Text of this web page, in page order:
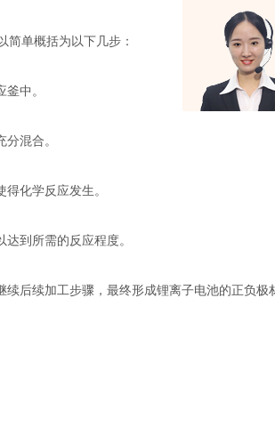
单概括为以下几步：
中。
混合。
化学反应发生。
到所需的反应程度。
续加工步骤，最终形成锂离子电池的正负极